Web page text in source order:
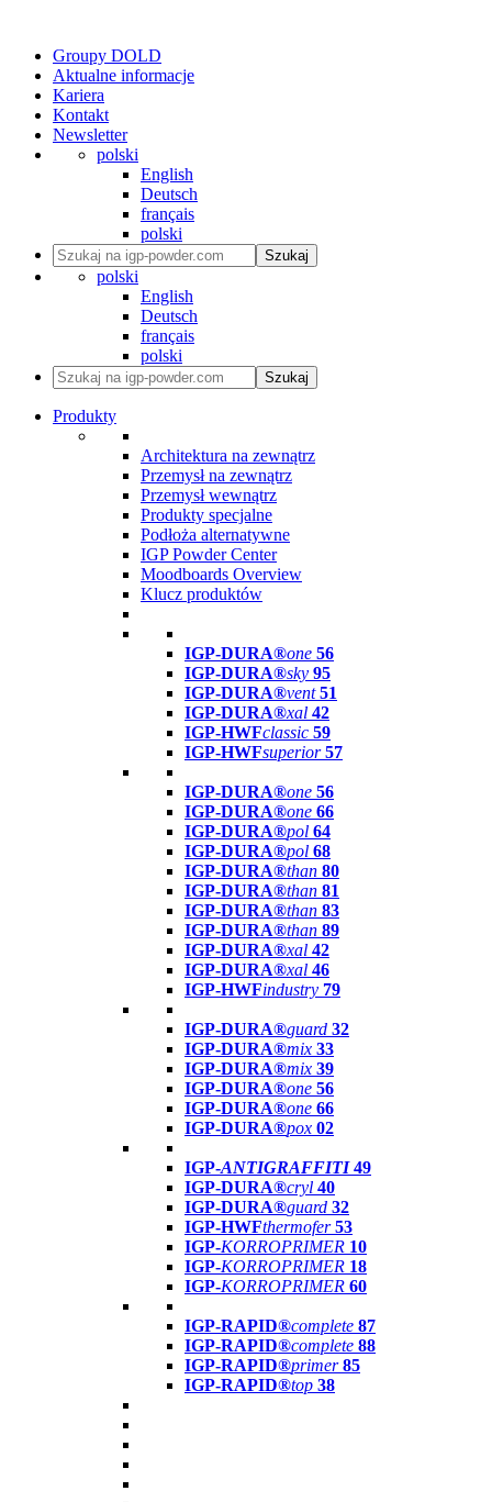
Groupy DOLD
Aktualne informacje
Kariera
Kontakt
Newsletter
polski
English
Deutsch
français
polski
Szukaj
polski
English
Deutsch
français
polski
Szukaj
Produkty
Architektura na zewnątrz
Przemysł na zewnątrz
Przemysł wewnątrz
Produkty specjalne
Podłoża alternatywne
IGP Powder Center
Moodboards Overview
Klucz produktów
IGP-DURA®one 56
IGP-DURA®sky 95
IGP-DURA®vent 51
IGP-DURA®xal 42
IGP-HWFclassic 59
IGP-HWFsuperior 57
IGP-DURA®one 56
IGP-DURA®one 66
IGP-DURA®pol 64
IGP-DURA®pol 68
IGP-DURA®than 80
IGP-DURA®than 81
IGP-DURA®than 83
IGP-DURA®than 89
IGP-DURA®xal 42
IGP-DURA®xal 46
IGP-HWFindustry 79
IGP-DURA®guard 32
IGP-DURA®mix 33
IGP-DURA®mix 39
IGP-DURA®one 56
IGP-DURA®one 66
IGP-DURA®pox 02
IGP-ANTIGRAFFITI49
IGP-DURA®cryl 40
IGP-DURA®guard 32
IGP-HWFthermofer 53
IGP-KORROPRIMER 10
IGP-KORROPRIMER 18
IGP-KORROPRIMER 60
IGP-RAPID®complete 87
IGP-RAPID®complete 88
IGP-RAPID®primer 85
IGP-RAPID®top 38